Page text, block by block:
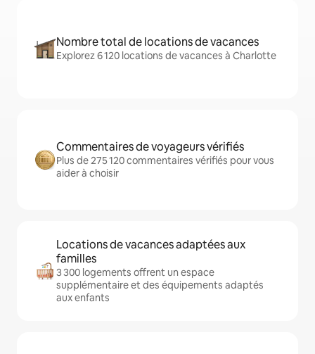
Nombre total de locations de vacances
Explorez 6 120 locations de vacances à Charlotte
Commentaires de voyageurs vérifiés
Plus de 275 120 commentaires vérifiés pour vous
aider à choisir
Locations de vacances adaptées aux
familles
3 300 logements offrent un espace
supplémentaire et des équipements adaptés
aux enfants